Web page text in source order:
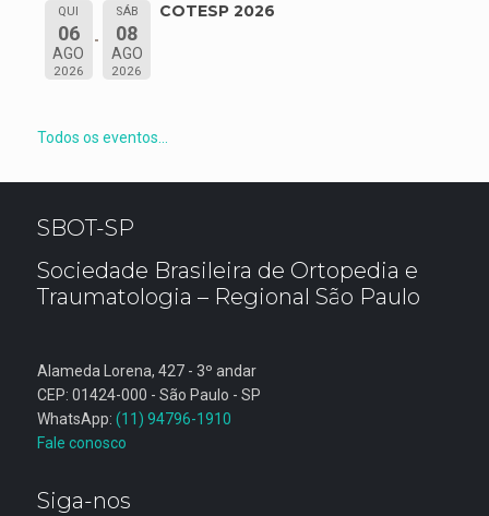
QUI
06
AGO
2026
SÁB
08
AGO
2026
COTESP 2026
Todos os eventos...
SBOT-SP
Sociedade Brasileira de Ortopedia e
Traumatologia – Regional São Paulo
Alameda Lorena, 427 - 3º andar
CEP: 01424-000 - São Paulo - SP
WhatsApp: (11) 94796-1910
Fale conosco
Siga-nos